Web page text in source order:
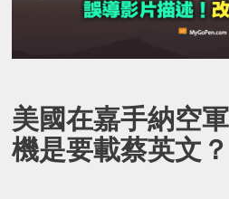
美國在嘉手納空
機是要載蔡英文？